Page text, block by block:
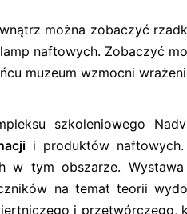
można zobaczyć
naftowych. Zobaczyć
muzeum wzmocni
szkoleniowego
i produktów
tym obszarze. Wystawa
na temat teorii
i przetwórczego,